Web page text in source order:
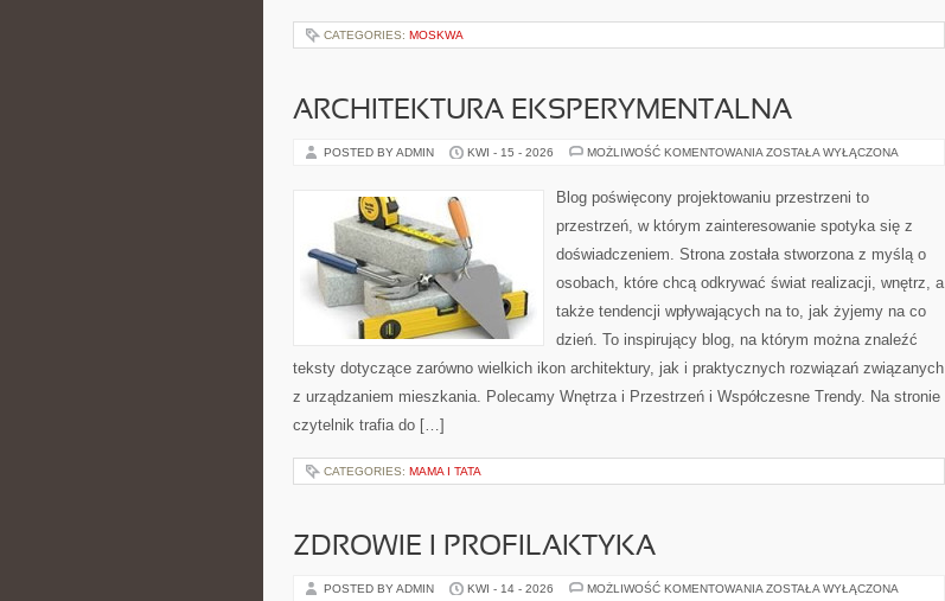
CATEGORIES: MOSKWA
ARCHITEKTURA EKSPERYMENTALNA
POSTED BY ADMIN KWI - 15 - 2026 MOŻLIWOŚĆ KOMENTOWANIA ARCHITEKTURA
ZOSTAŁA WYŁĄCZONA
Blog poświęcony projektowaniu przestrzeni to
przestrzeń, w którym zainteresowanie spotyka się z
doświadczeniem. Strona została stworzona z myślą o
osobach, które chcą odkrywać świat realizacji, wnętrz, a
także tendencji wpływających na to, jak żyjemy na co
dzień. To inspirujący blog, na którym można znaleźć
teksty dotyczące zarówno wielkich ikon architektury, jak i praktycznych rozwiązań związanych
z urządzaniem mieszkania. Polecamy Wnętrza i Przestrzeń i Współczesne Trendy. Na stronie
czytelnik trafia do […]
CATEGORIES: MAMA I TATA
ZDROWIE I PROFILAKTYKA
POSTED BY ADMIN KWI - 14 - 2026 MOŻLIWOŚĆ KOMENTOWANIA ZDROWIE
ZOSTAŁA WYŁĄCZONA